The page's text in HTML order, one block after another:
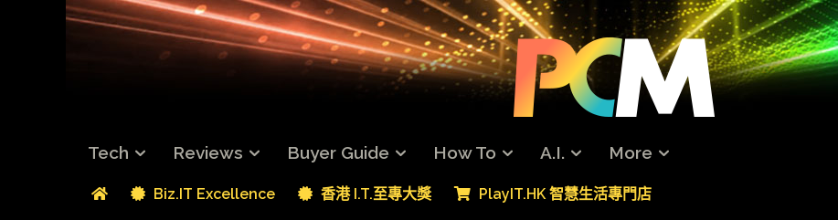
Tech Reviews Buyer Guide How To A.I. More
Biz.IT Excellence 香港 I.T.至專大獎 PlayIT.HK 智慧生活專門店